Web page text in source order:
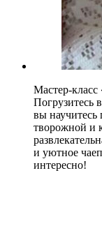
Мастер-
Погрузитесь
вы
творожной и
и уютное
интересно!